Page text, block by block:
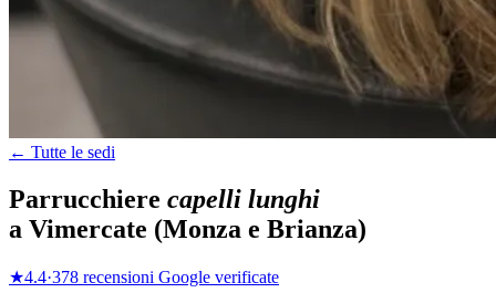
← Tutte le sedi
Parrucchiere capelli lunghi
a Vimercate (Monza e Brianza)
★4.4·378 recensioni Google verificate